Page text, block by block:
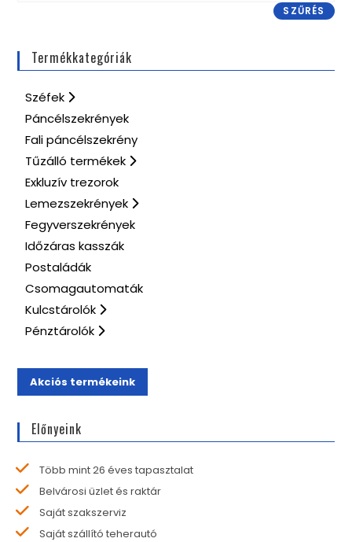
SZŰRÉS
Termékkategóriák
Széfek
Páncélszekrények
Fali páncélszekrény
Tűzálló termékek
Exkluzív trezorok
Lemezszekrények
Fegyverszekrények
Időzáras kasszák
Postaládák
Csomagautomaták
Kulcstárolók
Pénztárolók
Akciós termékeink
Előnyeink
Több mint 26 éves tapasztalat
Belvárosi üzlet és raktár
Saját szakszerviz
Saját szállító teherautó